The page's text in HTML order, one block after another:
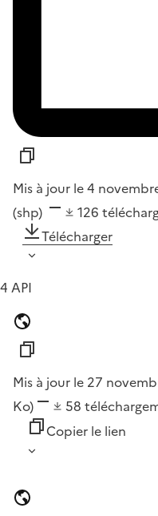
Mis à jour le 4
(shp)
126
Télécharger
4 API
Mis à jour le 27
Ko)
58
Copier le lien